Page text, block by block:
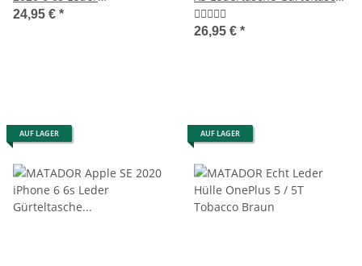
Gürteltasche Vertikal
24,95 € *
Vintage Braun
26,95 € *
AUF LAGER AUF LAGER